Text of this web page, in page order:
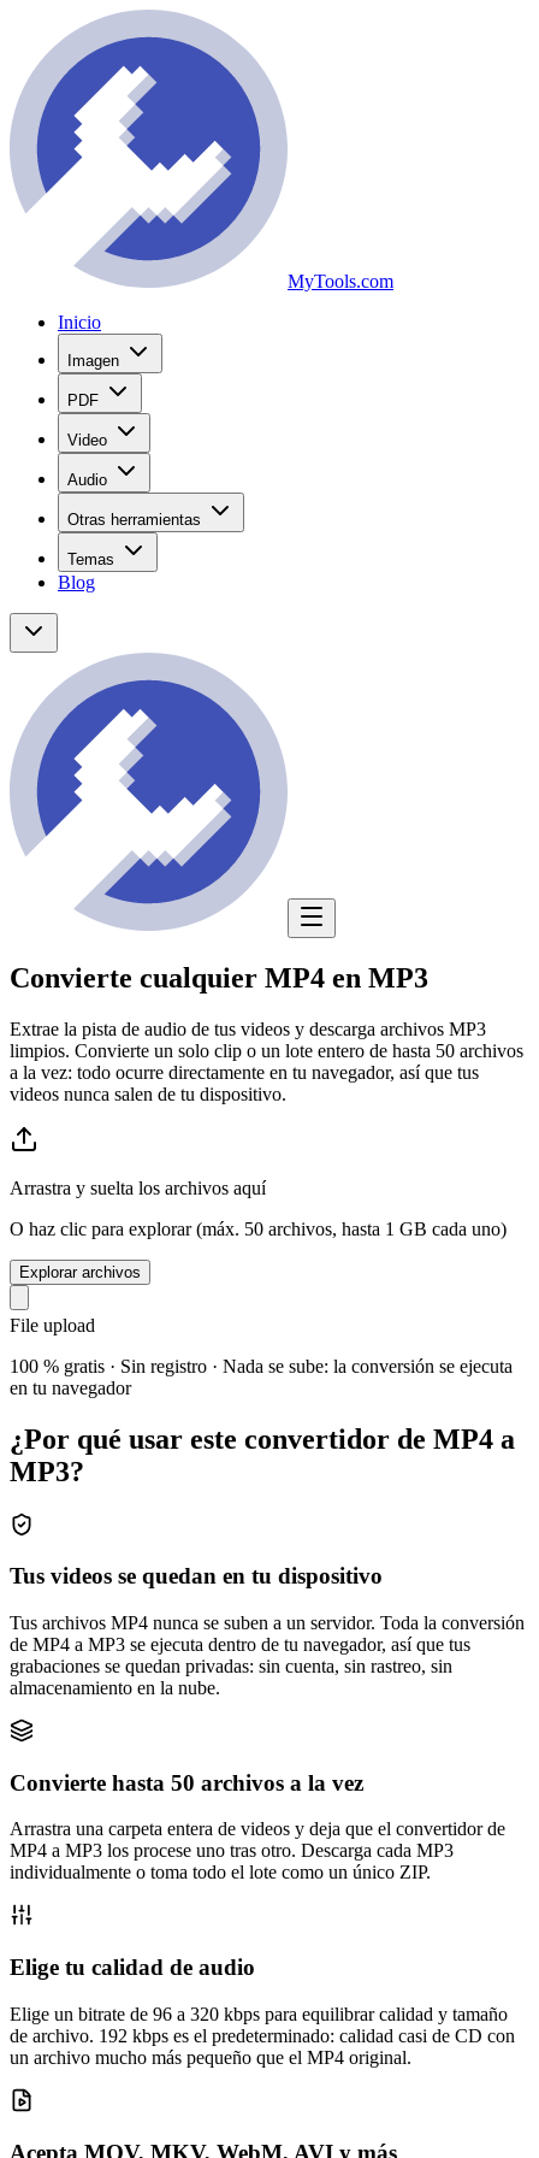
MyTools.com
Inicio
Imagen
PDF
Video
Audio
Otras herramientas
Temas
Blog
Convierte cualquier MP4 en MP3
Extrae la pista de audio de tus videos y descarga archivos MP3
limpios. Convierte un solo clip o un lote entero de hasta 50 archivos
a la vez: todo ocurre directamente en tu navegador, así que tus
videos nunca salen de tu dispositivo.
Arrastra y suelta los archivos aquí
O haz clic para explorar (máx. 50 archivos, hasta 1 GB cada uno)
Explorar archivos
File upload
100 % gratis · Sin registro · Nada se sube: la conversión se ejecuta
en tu navegador
¿Por qué usar este convertidor de MP4 a
MP3?
Tus videos se quedan en tu dispositivo
Tus archivos MP4 nunca se suben a un servidor. Toda la conversión
de MP4 a MP3 se ejecuta dentro de tu navegador, así que tus
grabaciones se quedan privadas: sin cuenta, sin rastreo, sin
almacenamiento en la nube.
Convierte hasta 50 archivos a la vez
Arrastra una carpeta entera de videos y deja que el convertidor de
MP4 a MP3 los procese uno tras otro. Descarga cada MP3
individualmente o toma todo el lote como un único ZIP.
Elige tu calidad de audio
Elige un bitrate de 96 a 320 kbps para equilibrar calidad y tamaño
de archivo. 192 kbps es el predeterminado: calidad casi de CD con
un archivo mucho más pequeño que el MP4 original.
Acepta MOV, MKV, WebM, AVI y más